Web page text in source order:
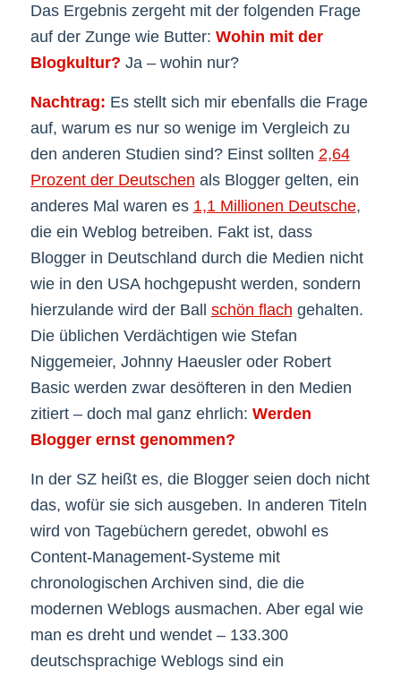
Das Ergebnis zergeht mit der folgenden Frage
auf der Zunge wie Butter: Wohin mit der
Blogkultur? Ja – wohin nur?
Nachtrag: Es stellt sich mir ebenfalls die Frage
auf, warum es nur so wenige im Vergleich zu
den anderen Studien sind? Einst sollten 2,64
Prozent der Deutschen als Blogger gelten, ein
anderes Mal waren es 1,1 Millionen Deutsche,
die ein Weblog betreiben. Fakt ist, dass
Blogger in Deutschland durch die Medien nicht
wie in den USA hochgepusht werden, sondern
hierzulande wird der Ball schön flach gehalten.
Die üblichen Verdächtigen wie Stefan
Niggemeier, Johnny Haeusler oder Robert
Basic werden zwar desöfteren in den Medien
zitiert – doch mal ganz ehrlich: Werden
Blogger ernst genommen?
In der SZ heißt es, die Blogger seien doch nicht
das, wofür sie sich ausgeben. In anderen Titeln
wird von Tagebüchern geredet, obwohl es
Content-Management-Systeme mit
chronologischen Archiven sind, die die
modernen Weblogs ausmachen. Aber egal wie
man es dreht und wendet – 133.300
deutschsprachige Weblogs sind ein